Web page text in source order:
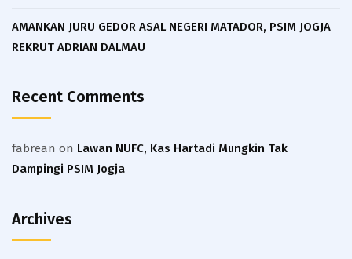
AMANKAN JURU GEDOR ASAL NEGERI MATADOR, PSIM JOGJA
REKRUT ADRIAN DALMAU
Recent Comments
fabrean on Lawan NUFC, Kas Hartadi Mungkin Tak
Dampingi PSIM Jogja
Archives